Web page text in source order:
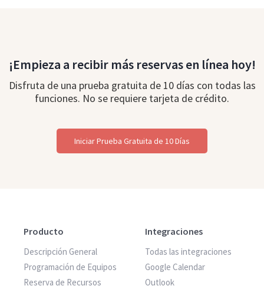
¡Empieza a recibir más reservas en línea hoy!
Disfruta de una prueba gratuita de 10 días con todas las
funciones. No se requiere tarjeta de crédito.
Iniciar Prueba Gratuita de 10 Días
Producto
Descripción General
Programación de Equipos
Reserva de Recursos
Integraciones
Todas las integraciones
Google Calendar
Outlook